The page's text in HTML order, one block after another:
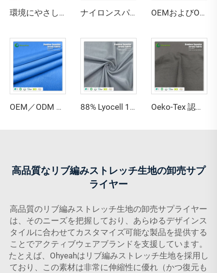
環境にやさしい67%バンブー、28%ヘンプ、5%スパンデックス製の通気性・抗菌・吸湿性に優れたフリース生地（ランジェリー・アクティブウェア用） ナイロンスパンデックスシングルジャージ生地 - 水着・スポーツウェア用の通気性・ストレッチ性・撥水・速乾性、135gsm、幅152cm OEMおよびODM対応 環境にやさしい100%竹繊維ジャージ生地 抗菌 吸湿性 通気性 備えた衣料品向け素材
OEM／ODM GRS認証済み 80%リサイクルポリエステル 20%スパンデックス インロック生地 高伸縮性 防水 水分速乾 中肉地 88% Lyocell 12% スパンデックス ジャージ生地 抗菌 吸湿性 環境にやさしい 軽量 アクティブウェア・スポーツウェア向け Oeko-Tex 認定 69% バンブー 31% ソロナ ジャージ生地 - 女性用・キッズ服向け抗菌軽量生地
高品質なリブ編みストレッチ生地の卸売サプ
ライヤー
高品質のリブ編みストレッチ生地の卸売サプライヤー
は、そのニーズを把握しており、あらゆるデザインス
タイルに合わせてカスタマイズ可能な製品を提供する
ことでアクティブウェアブランドを支援しています。
たとえば、Ohyeahはリブ編みストレッチ生地を採用し
ており、この素材は非常に伸縮性に優れ（かつ復元も